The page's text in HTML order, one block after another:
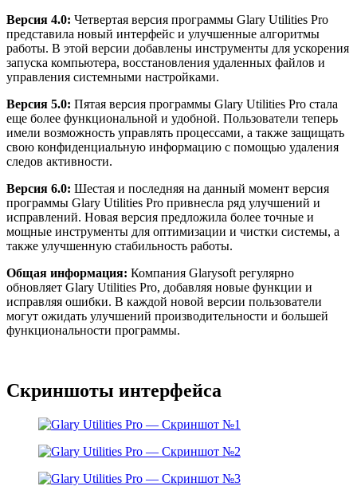
Версия 4.0: Четвертая версия программы Glary Utilities Pro
представила новый интерфейс и улучшенные алгоритмы
работы. В этой версии добавлены инструменты для ускорения
запуска компьютера, восстановления удаленных файлов и
управления системными настройками.
Версия 5.0: Пятая версия программы Glary Utilities Pro стала
еще более функциональной и удобной. Пользователи теперь
имели возможность управлять процессами, а также защищать
свою конфиденциальную информацию с помощью удаления
следов активности.
Версия 6.0: Шестая и последняя на данный момент версия
программы Glary Utilities Pro привнесла ряд улучшений и
исправлений. Новая версия предложила более точные и
мощные инструменты для оптимизации и чистки системы, а
также улучшенную стабильность работы.
Общая информация: Компания Glarysoft регулярно
обновляет Glary Utilities Pro, добавляя новые функции и
исправляя ошибки. В каждой новой версии пользо­ватели
могут ожидать улучшений производительности и большей
функциональности программы.
Скриншоты интерфейса